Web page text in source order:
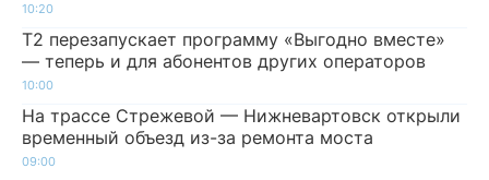
10:20
Т2 перезапускает программу «Выгодно вместе»
— теперь и для абонентов других операторов
10:00
На трассе Стрежевой — Нижневартовск открыли
временный объезд из-за ремонта моста
09:00